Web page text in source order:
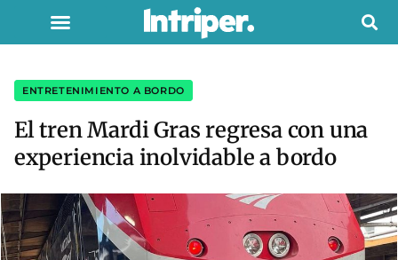
ENTRETENIMIENTO A BORDO
El tren Mardi Gras regresa con una
experiencia inolvidable a bordo